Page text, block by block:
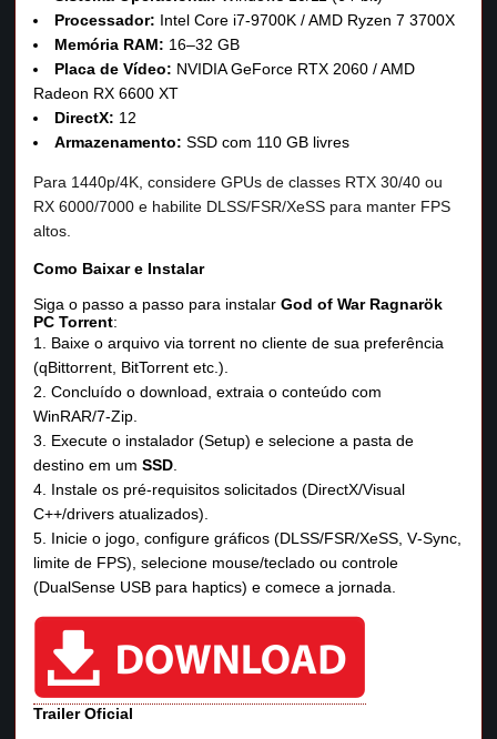
Processador: Intel Core i7‑9700K / AMD Ryzen 7 3700X
Memória RAM: 16–32 GB
Placa de Vídeo: NVIDIA GeForce RTX 2060 / AMD
Radeon RX 6600 XT
DirectX: 12
Armazenamento: SSD com 110 GB livres
Para 1440p/4K, considere GPUs de classes RTX 30/40 ou
RX 6000/7000 e habilite DLSS/FSR/XeSS para manter FPS
altos.
Como Baixar e Instalar
Siga o passo a passo para instalarGod of War Ragnarök
PC Torrent:
Baixe o arquivo via torrent no cliente de sua preferência
(qBittorrent, BitTorrent etc.).
Concluído o download, extraia o conteúdo com
WinRAR/7‑Zip.
Execute o instalador (Setup) e selecione a pasta de
destino em umSSD
Instale os pré‑requisitos solicitados (DirectX/Visual
C++/drivers atualizados).
Inicie o jogo, configure gráficos (DLSS/FSR/XeSS, V‑Sync,
limite de FPS), selecione mouse/teclado ou controle
(DualSense USB para haptics) e comece a jornada.
Trailer Oficial